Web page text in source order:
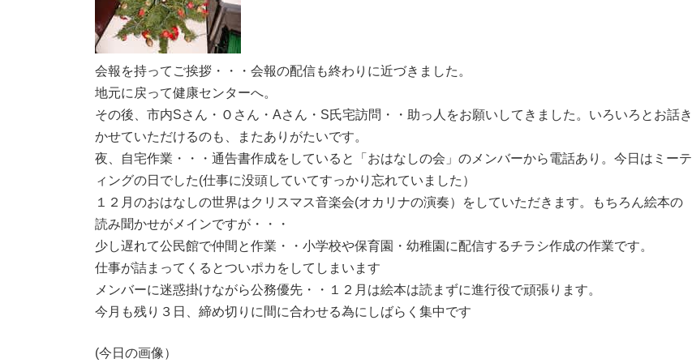
会報を持ってご挨拶・・・会報の配信も終わりに近づきました。
地元に戻って健康センターへ。
その後、市内Sさん・Ｏさん・Aさん・S氏宅訪問・・助っ人をお願いしてきました。いろいろとお話き
かせていただけるのも、またありがたいです。
夜、自宅作業・・・通告書作成をしていると「おはなしの会」のメンバーから電話あり。今日はミーテ
ィングの日でした(仕事に没頭していてすっかり忘れていました）
１２月のおはなしの世界はクリスマス音楽会(オカリナの演奏）をしていただきます。もちろん絵本の
読み聞かせがメインですが・・・
少し遅れて公民館で仲間と作業・・小学校や保育園・幼稚園に配信するチラシ作成の作業です。
仕事が詰まってくるとついポカをしてしまいます
メンバーに迷惑掛けながら公務優先・・１２月は絵本は読まずに進行役で頑張ります。
今月も残り３日、締め切りに間に合わせる為にしばらく集中です
(今日の画像）